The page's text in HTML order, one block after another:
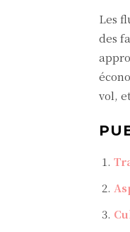
Les
des
vol,